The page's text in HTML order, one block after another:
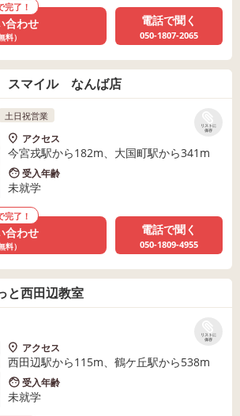
完了！
合わせ
料）
電話で聞く
050-1807-2065
スマイル なんば店
リストに
保存
土日祝営業
アクセス
今宮戎駅から182m、大国町駅から341m
受入年齢
未就学
完了！
合わせ
料）
電話で聞く
050-1809-4955
と西田辺教室
リストに
保存
アクセス
西田辺駅から115m、鶴ケ丘駅から538m
受入年齢
未就学